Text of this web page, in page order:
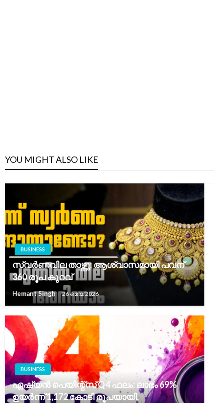
YOU MIGHT ALSO LIKE
BUSINESS
സ്വർണവില താഴ്ന്നു; ആശ്വാസമായി പവന്
360 രൂപ കുറവ്
Hemant Singh 26 മെയ്‌ 2026
BUSINESS
ഏഷ്യൻ പെയിന്റ്സ് Q4 ഫലം: ലാഭം 69%
ഉയർന്ന് 1,172 കോടി രൂപയായി,